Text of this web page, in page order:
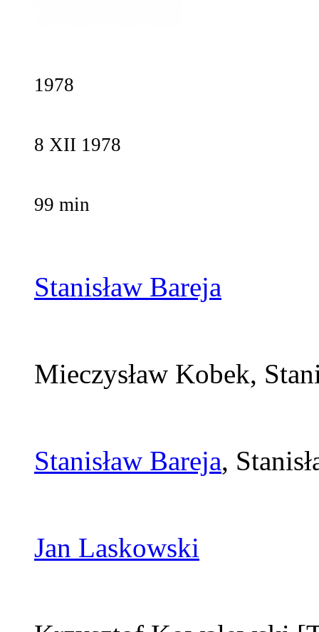
1978
8 XII 1978
99 min
Stanisław Bareja
Mieczysław Kobek,
Stanisław Bareja,
Jan Laskowski